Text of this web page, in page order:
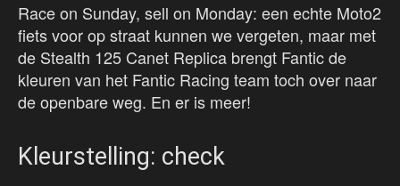
Race on Sunday, sell on Monday: een echte Moto2
fiets voor op straat kunnen we vergeten, maar met
de Stealth 125 Canet Replica brengt Fantic de
kleuren van het Fantic Racing team toch over naar
de openbare weg. En er is meer!
Kleurstelling: check